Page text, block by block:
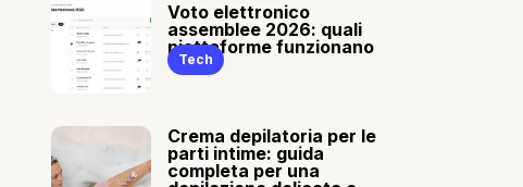
Voto elettronico
assemblee 2026: quali
piattaforme funzionano
Tech
Crema depilatoria per le
parti intime: guida
completa per una